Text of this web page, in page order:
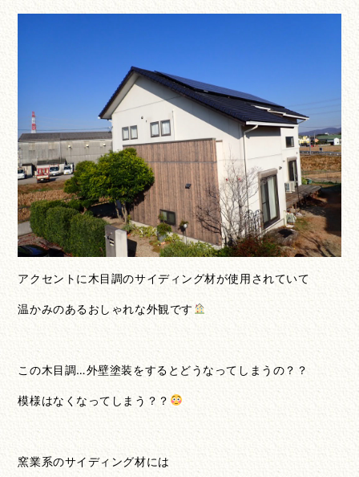
アクセントに木目調のサイディング材が使用されていて
温かみのあるおしゃれな外観です
この木目調…外壁塗装をするとどうなってしまうの？？
模様はなくなってしまう？？
窯業系のサイディング材には